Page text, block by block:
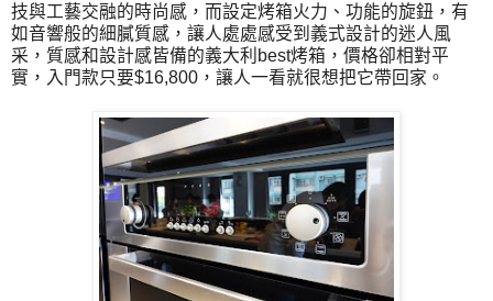
技與工藝交融的時尚感，而設定烤箱火力、功能的旋鈕，有
如音響般的細膩質感，讓人處處感受到義式設計的迷人風
采，質感和設計感皆備的義大利best烤箱，價格卻相對平
實，入門款只要$16,800，讓人一看就很想把它帶回家。